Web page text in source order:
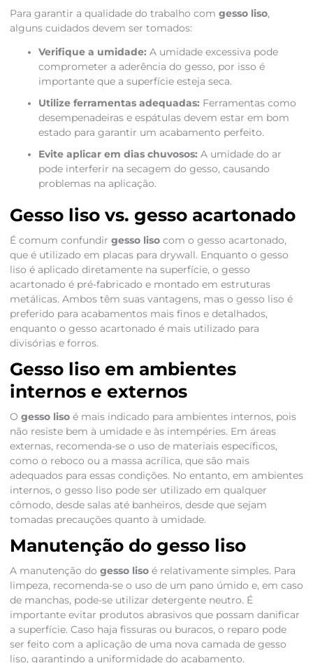
Para garantir a qualidade do trabalho com gesso liso,
alguns cuidados devem ser tomados:
Verifique a umidade: A umidade excessiva pode
comprometer a aderência do gesso, por isso é
importante que a superfície esteja seca.
Utilize ferramentas adequadas: Ferramentas como
desempenadeiras e espátulas devem estar em bom
estado para garantir um acabamento perfeito.
Evite aplicar em dias chuvosos: A umidade do ar
pode interferir na secagem do gesso, causando
problemas na aplicação.
Gesso liso vs. gesso acartonado
É comum confundir gesso lisocom o gesso acartonado,
que é utilizado em placas para drywall. Enquanto o gesso
liso é aplicado diretamente na superfície, o gesso
acartonado é pré-fabricado e montado em estruturas
metálicas. Ambos têm suas vantagens, mas o gesso liso é
preferido para acabamentos mais finos e detalhados,
enquanto o gesso acartonado é mais utilizado para
divisórias e forros.
Gesso liso em ambientes
internos e externos
O gesso lisoé mais indicado para ambientes internos, pois
não resiste bem à umidade e às intempéries. Em áreas
externas, recomenda-se o uso de materiais específicos,
como o reboco ou a massa acrílica, que são mais
adequados para essas condições. No entanto, em ambientes
internos, o gesso liso pode ser utilizado em qualquer
cômodo, desde salas até banheiros, desde que sejam
tomadas precauções quanto à umidade.
Manutenção do gesso liso
A manutenção do gesso lisoé relativamente simples. Para
limpeza, recomenda-se o uso de um pano úmido e, em caso
de manchas, pode-se utilizar detergente neutro. É
importante evitar produtos abrasivos que possam danificar
a superfície. Caso haja fissuras ou buracos, o reparo pode
ser feito com a aplicação de uma nova camada de gesso
liso, garantindo a uniformidade do acabamento.